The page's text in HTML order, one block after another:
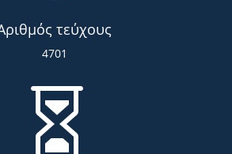
τεύχους
4701
